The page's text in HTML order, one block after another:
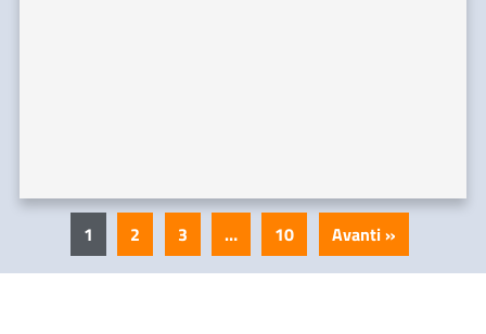
1 2 3 … 10 Avanti »